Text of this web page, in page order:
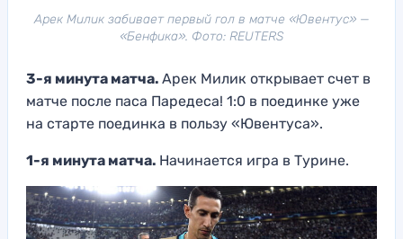
Арек Милик забивает первый гол в матче «Ювентус» —
«Бенфика». Фото: REUTERS
3-я минута матча. Арек Милик открывает счет в
матче после паса Паредеса! 1:0 в поединке уже
на старте поединка в пользу «Ювентуса».
1-я минута матча. Начинается игра в Турине.